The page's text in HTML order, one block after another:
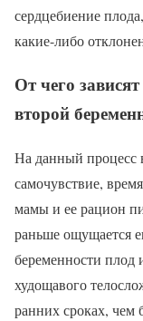
сердцебиение
какие-либо
От чего
второй
На данный процесс
самочувствие,
мамы и ее рацион
раньше ощущается
беременности
худощавого
ранних сроках, чем